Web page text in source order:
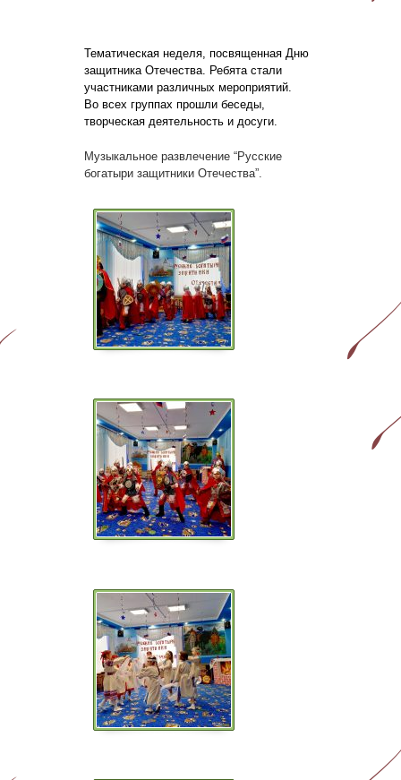
Тематическая неделя, посвященная Дню
защитника Отечества. Ребята стали
участниками различных мероприятий.
Во всех группах прошли беседы,
творческая деятельность и досуги.
Музыкальное развлечение “Русские
богатыри защитники Отечества”.